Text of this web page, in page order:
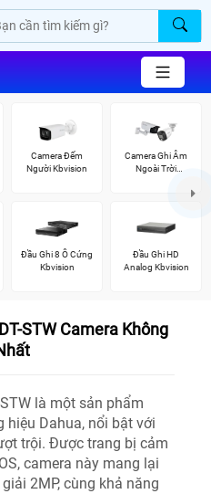
Camera Đếm
Người Kbvision
Camera Ghi Âm
Ngoài Trời
Đầu Ghi 8 Ổ Cứng
Kbvision
Đầu Ghi HD
Analog Kbvision
STW Camera Không
là một sản phẩm
Dahua, nổi bật với
trội. Được trang bị cảm
camera này mang lại
2MP, cùng khả năng